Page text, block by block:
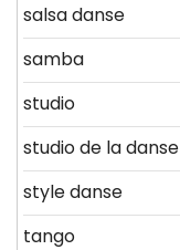
salsa danse
samba
studio
studio de la danse
style danse
tango